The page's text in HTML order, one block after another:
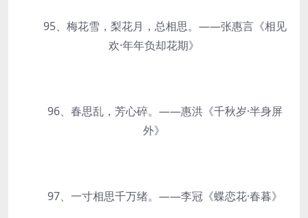
95、梅花雪，梨花月，总相思。——张惠言《相见
欢·年年负却花期》
96、春思乱，芳心碎。——惠洪《千秋岁·半身屏
外》
97、一寸相思千万绪。——李冠《蝶恋花·春暮》